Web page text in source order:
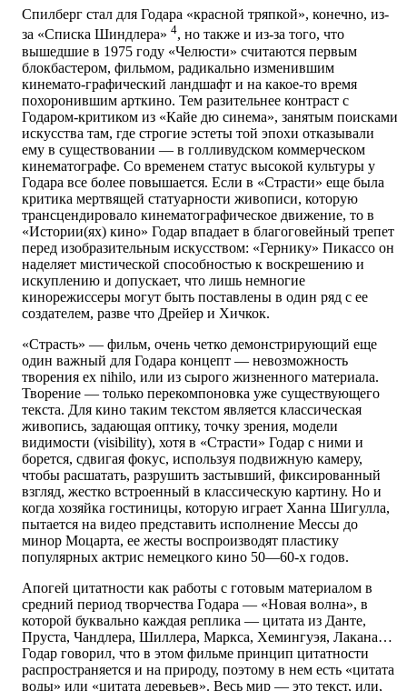
Спилберг стал для Годара «красной тряпкой», конечно, из-
за «Списка Шиндлера» 4, но также и из-за того, что
вышедшие в 1975 году «Челюсти» считаются первым
блокбастером, фильмом, радикально изменившим
кинемато-графический ландшафт и на какое-то время
похоронившим арткино. Тем разительнее контраст с
Годаром-критиком из «Кайе дю синема», занятым поисками
искусства там, где строгие эстеты той эпохи отказывали
ему в существовании — в голливудском коммерческом
кинематографе. Со временем статус высокой культуры у
Годара все более повышается. Если в «Страсти» еще была
критика мертвящей статуарности живописи, которую
трансцендировало кинематографическое движение, то в
«Истории(ях) кино» Годар впадает в благоговейный трепет
перед изобразительным искусством: «Гернику» Пикассо он
наделяет мистической способностью к воскрешению и
искуплению и допускает, что лишь немногие
кинорежиссеры могут быть поставлены в один ряд с ее
создателем, разве что Дрейер и Хичкок.
«Страсть» — фильм, очень четко демонстрирующий еще
один важный для Годара концепт — невозможность
творения ex nihilo, или из сырого жизненного материала.
Творение — только перекомпоновка уже существующего
текста. Для кино таким текстом является классическая
живопись, задающая оптику, точку зрения, модели
видимости (visibility), хотя в «Страсти» Годар с ними и
борется, сдвигая фокус, используя подвижную камеру,
чтобы расшатать, разрушить застывший, фиксированный
взгляд, жестко встроенный в классическую картину. Но и
когда хозяйка гостиницы, которую играет Ханна Шигулла,
пытается на видео представить исполнение Мессы до
минор Моцарта, ее жесты воспроизводят пластику
популярных актрис немецкого кино 50—60-х годов.
Апогей цитатности как работы с готовым материалом в
средний период творчества Годара — «Новая волна», в
которой буквально каждая реплика — цитата из Данте,
Пруста, Чандлера, Шиллера, Маркса, Хемингуэя, Лакана…
Годар говорил, что в этом фильме принцип цитатности
распространяется и на природу, поэтому в нем есть «цитата
воды» или «цитата деревьев». Весь мир — это текст, или,